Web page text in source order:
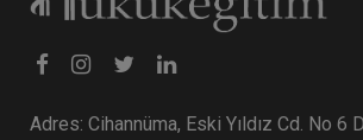
Adres: Cihannüma, Eski Yıldız Cd. No 6